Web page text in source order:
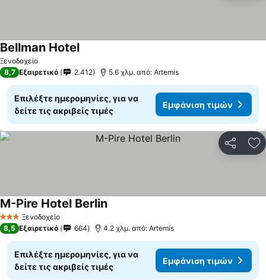
Ξενοδοχείο
Bellman Hotel
8,7 Εξαιρετικό 2.412 5.6 χλμ. από: Artemis
Επιλέξτε ημερομηνίες, για να
δείτε τις ακριβείς τιμές
Εμφάνιση τιμών
3 ΑστέριαΞενοδοχείο
M-Pire Hotel Berlin
8,5 Εξαιρετικό 664 4.2 χλμ. από: Artemis
Επιλέξτε ημερομηνίες, για να
δείτε τις ακριβείς τιμές
Εμφάνιση τιμών